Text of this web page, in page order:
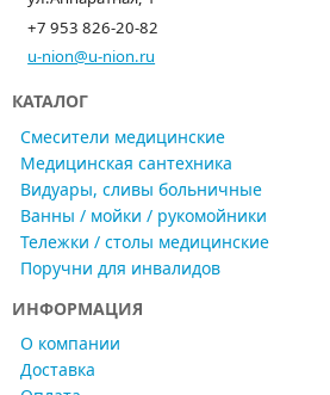
+7 953 826-20-82
u-nion@u-nion.ru
КАТАЛОГ
Смесители медицинские
Медицинская сантехника
Видуары, сливы больничные
Ванны / мойки / рукомойники
Тележки / столы медицинские
Поручни для инвалидов
ИНФОРМАЦИЯ
О компании
Доставка